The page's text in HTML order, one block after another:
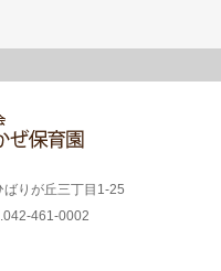
りが丘三丁目1-25
461-0002